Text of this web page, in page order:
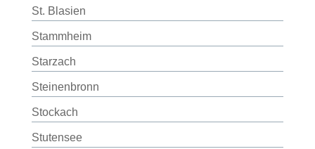
St. Blasien
Stammheim
Starzach
Steinenbronn
Stockach
Stutensee